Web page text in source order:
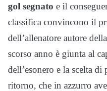
gol segnato e il
classifica convincono il
dell’allenatore autore
scorso anno è giunta al
dell’esonero e la scelta
ritorno, che in azzurro